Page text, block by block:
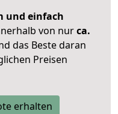
und einfach
von nurca.
das Beste daran
Preisen
erhalten